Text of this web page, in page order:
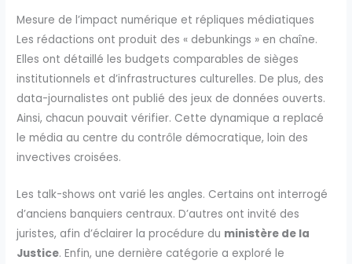
Mesure de l’impact numérique et répliques médiatiques
Les rédactions ont produit des « debunkings » en chaîne.
Elles ont détaillé les budgets comparables de sièges
institutionnels et d’infrastructures culturelles. De plus, des
data-journalistes ont publié des jeux de données ouverts.
Ainsi, chacun pouvait vérifier. Cette dynamique a replacé
le média au centre du contrôle démocratique, loin des
invectives croisées.
Les talk-shows ont varié les angles. Certains ont interrogé
d’anciens banquiers centraux. D’autres ont invité des
juristes, afin d’éclairer la procédure du ministère de la
Justice. Enfin, une dernière catégorie a exploré le